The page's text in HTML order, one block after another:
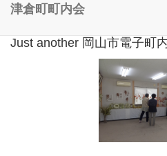
Just another 岡山市電子町
津倉町町内会